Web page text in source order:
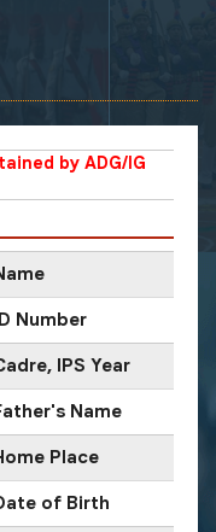
by ADG/IG
Number
IPS Year
Name
Place
of Birth